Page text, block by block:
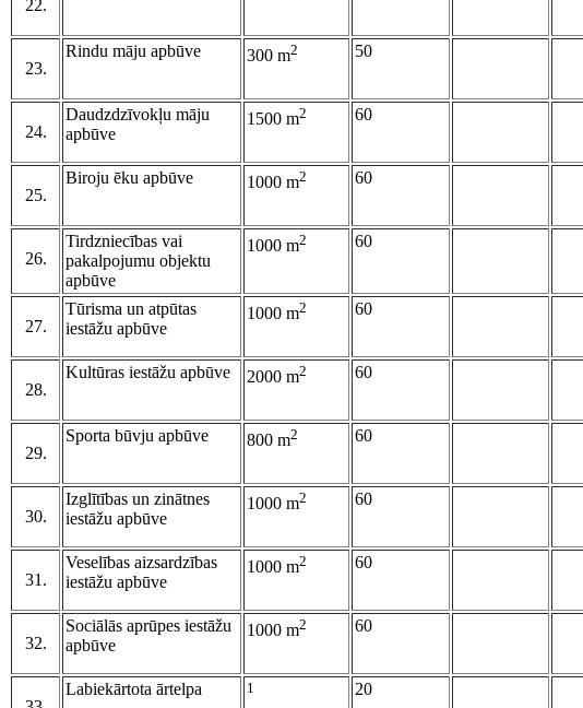
22.
23.
Rindu māju apbūve 300 m2 50
24.
Daudzdzīvokļu māju
apbūve
1500 m2 60
25.
Biroju ēku apbūve 1000 m2 60
26.
Tirdzniecības vai
pakalpojumu objektu
apbūve
1000 m2 60
27.
Tūrisma un atpūtas
iestāžu apbūve
1000 m2 60
28.
Kultūras iestāžu apbūve 2000 m2 60
29.
Sporta būvju apbūve 800 m2 60
30.
Izglītības un zinātnes
iestāžu apbūve
1000 m2 60
31.
Veselības aizsardzības
iestāžu apbūve
1000 m2 60
32.
Sociālās aprūpes iestāžu
apbūve
1000 m2 60
Labiekārtota ārtelpa 1 20